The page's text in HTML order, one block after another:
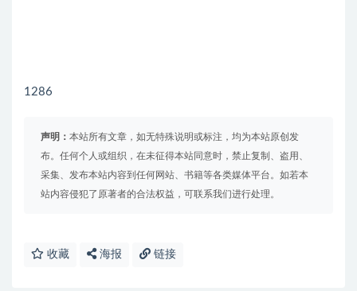
1286
声明： 本站所有文章，如无特殊说明或标注，均为本站原创发
布。任何个人或组织，在未征得本站同意时，禁止复制、盗用、
采集、发布本站内容到任何网站、书籍等各类媒体平台。如若本
站内容侵犯了原著者的合法权益，可联系我们进行处理。
收藏 海报 链接